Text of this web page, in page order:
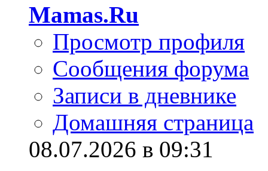
Mamas.Ru
Просмотр профиля
Сообщения форума
Записи в дневнике
Домашняя страница
08.07.2026 в 09:31